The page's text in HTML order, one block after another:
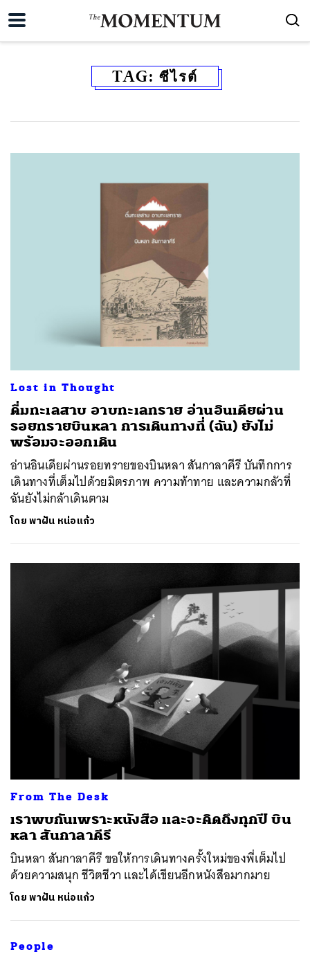
TAG: ซีไรต์
Lost in Thought
ดื่มทะเลสาบ อาบทะเลทราย อ่านอินเดียผ่าน
รอยทรายบินหลา การเดินทางที่ (ฉัน) ยังไม่
พร้อมจะออกเดิน
อ่านอินเดียผ่านรอยทรายของบินหลา สันกาลาคีรี บันทึกการ
เดินทางที่เต็มไปด้วยมิตรภาพ ความท้าทาย และความกลัวที่
ฉันยังไม่กล้าเดินตาม
โดยพาฝัน หน่อแก้ว
From The Desk
เราพบกันเพราะหนังสือ และจะคิดถึงทุกปี บิน
หลา สันกาลาคีรี
บินหลา สันกาลาคีรี ขอให้การเดินทางครั้งใหม่ของพี่เต็มไป
ด้วยความสนุก ชีวิตชีวา และได้เขียนอีกหนังสือมากมาย
โดยพาฝัน หน่อแก้ว
People